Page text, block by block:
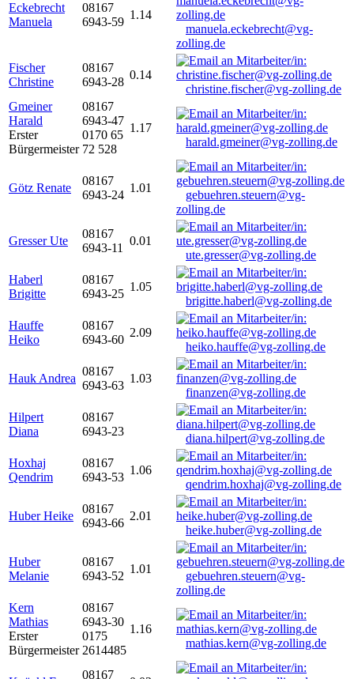
Eckebrecht
Manuela
08167
6943-59
1.14
manuela.eckebrecht@vg-
zolling.de
Fischer
Christine
08167
6943-28
0.14
christine.fischer@vg-zolling.de
Gmeiner
Harald
Erster
Bürgermeister
08167
6943-47
0170 65
72 528
1.17
harald.gmeiner@vg-zolling.de
Götz Renate
08167
6943-24
1.01
gebuehren.steuern@vg-
zolling.de
Gresser Ute
08167
6943-11
0.01
ute.gresser@vg-zolling.de
Haberl
Brigitte
08167
6943-25
1.05
brigitte.haberl@vg-zolling.de
Hauffe
Heiko
08167
6943-60
2.09
heiko.hauffe@vg-zolling.de
Hauk Andrea
08167
6943-63
1.03
finanzen@vg-zolling.de
Hilpert
Diana
08167
6943-23
diana.hilpert@vg-zolling.de
Hoxhaj
Qendrim
08167
6943-53
1.06
qendrim.hoxhaj@vg-zolling.de
Huber Heike
08167
6943-66
2.01
heike.huber@vg-zolling.de
Huber
Melanie
08167
6943-52
1.01
gebuehren.steuern@vg-
zolling.de
Kern
Mathias
Erster
Bürgermeister
08167
6943-30
0175
2614485
1.16
mathias.kern@vg-zolling.de
08167